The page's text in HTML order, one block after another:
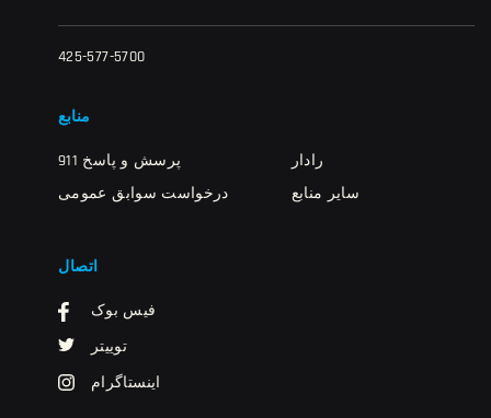
425-577-5700
منابع
911 پرسش و پاسخ
درخواست سوابق عمومی
رادار
سایر منابع
اتصال
فیس بوک
توییتر
اینستاگرام